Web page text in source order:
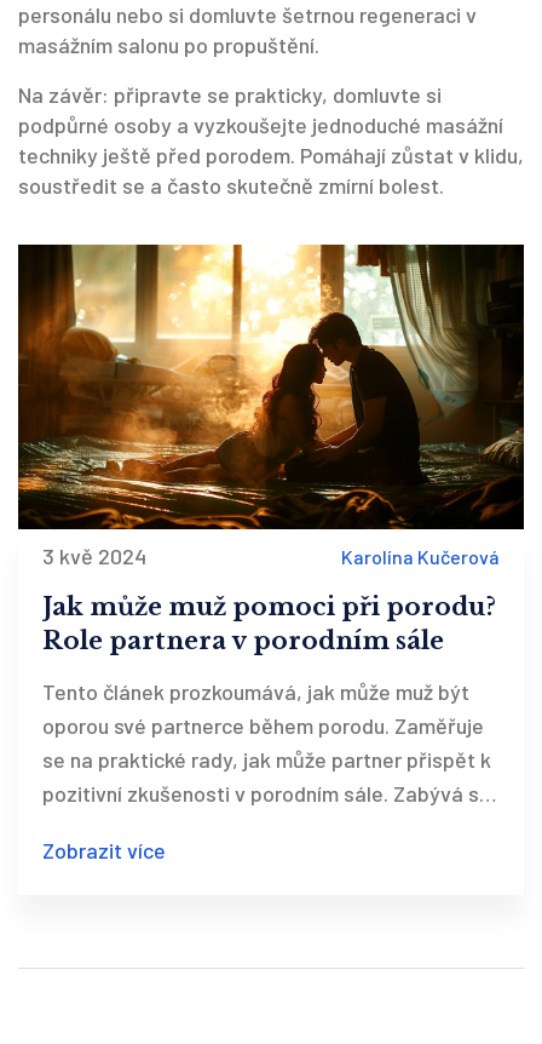
personálu nebo si domluvte šetrnou regeneraci v
masážním salonu po propuštění.
Na závěr: připravte se prakticky, domluvte si
podpůrné osoby a vyzkoušejte jednoduché masážní
techniky ještě před porodem. Pomáhají zůstat v klidu,
soustředit se a často skutečně zmírní bolest.
3 kvě 2024 Karolína Kučerová
Jak může muž pomoci při porodu?
Role partnera v porodním sále
Tento článek prozkoumává, jak může muž být
oporou své partnerce během porodu. Zaměřuje
se na praktické rady, jak může partner přispět k
pozitivní zkušenosti v porodním sále. Zabývá se
partnery během tohoto významného okamžiku.
důležitá.
Zobrazit více